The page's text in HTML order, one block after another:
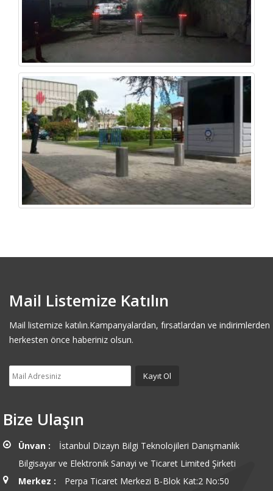
Mail Listemize Katılın
Mail listemize katılın.Kampanyalardan, fırsatlardan ve indirimlerden
herkesten önce haberiniz olsun.
Bize Ulaşın
Ünvan :
İstanbul Dizayn Bilgi Teknolojileri Danışmanlık
Bilgisayar ve Elektronik Sanayi ve Ticaret Limited Şirketi
Merkez :
Perpa Ticaret Merkezi B-Blok Kat:2 No:50